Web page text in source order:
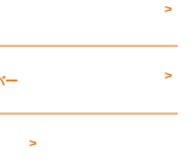
>
ー >
>